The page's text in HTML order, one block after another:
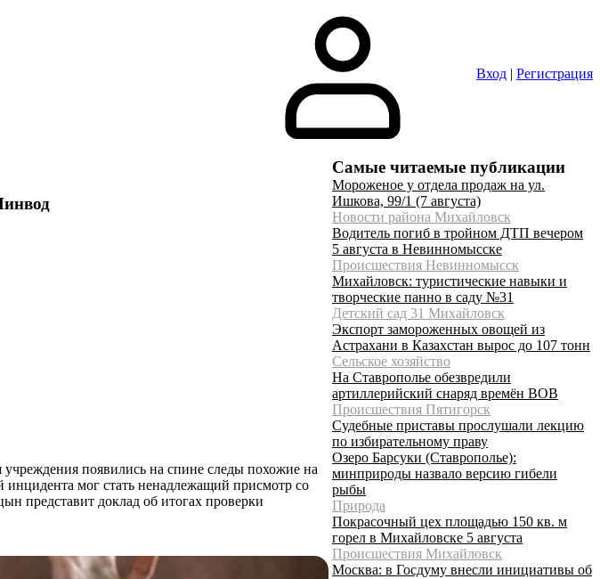
Вход | Регистрация
учреждения появились на спине следы похожие на
мог стать ненадлежащий присмотр со
представит доклад об итогах проверки
Самые читаемые публикации
Мороженое у отдела продаж на ул.
Ишкова, 99/1 (7 августа)
Новости района Михайловск
Водитель погиб в тройном ДТП вечером
5 августа в Невинномысске
Происшествия Невинномысск
Михайловск: туристические навыки и
творческие панно в саду №31
Детский сад 31 Михайловск
Экспорт замороженных овощей из
Астрахани в Казахстан вырос до 107 тонн
Сельское хозяйство
На Ставрополье обезвредили
артиллерийский снаряд времён ВОВ
Происшествия Пятигорск
Судебные приставы прослушали лекцию
по избирательному праву
Озеро Барсуки (Ставрополье):
минприроды назвало версию гибели
рыбы
Природа
Покрасочный цех площадью 150 кв. м
горел в Михайловске 5 августа
Происшествия Михайловск
Москва: в Госдуму внесли инициативы об